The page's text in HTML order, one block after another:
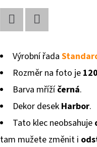
Výrobní řada
Rozměr na foto je
Barva mřížíčerná.
Dekor desek Harbor.
Tato klec neobsahuje
tam mužete změnit i